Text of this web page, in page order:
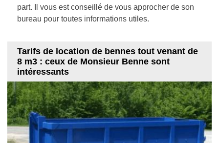
part. Il vous est conseillé de vous approcher de son
bureau pour toutes informations utiles.
Tarifs de location de bennes tout venant de
8 m3 : ceux de Monsieur Benne sont
intéressants